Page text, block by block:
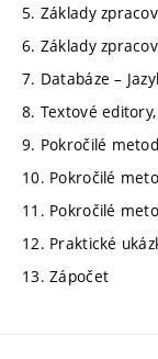
5. Základy
6. Základy
7. Databáze –
8. Textové
9. Pokročilé
10. Pokročilé
11. Pokročilé
12. Praktické
13. Zápočet